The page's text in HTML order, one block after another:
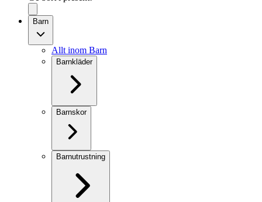
Barn
Allt inom Barn
Barnkläder
Barnskor
Barnutrustning